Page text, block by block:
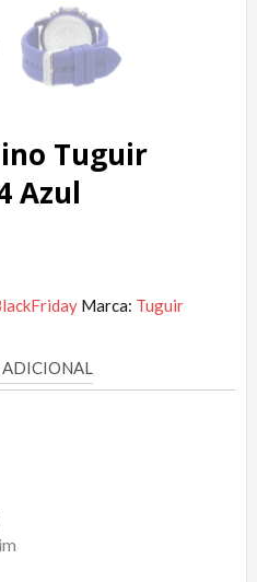
Tuguir
Azul
Marca: Tuguir